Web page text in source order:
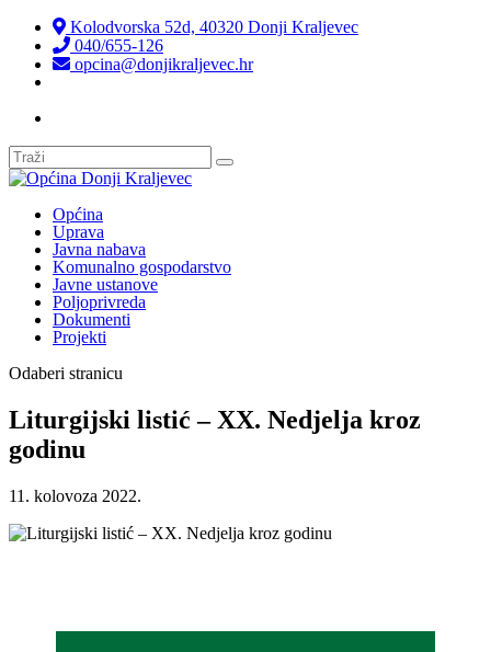
Kolodvorska 52d, 40320 Donji Kraljevec
040/655-126
opcina@donjikraljevec.hr
Općina
Uprava
Javna nabava
Komunalno gospodarstvo
Javne ustanove
Poljoprivreda
Dokumenti
Projekti
Odaberi stranicu
Liturgijski listić – XX. Nedjelja kroz
godinu
11. kolovoza 2022.